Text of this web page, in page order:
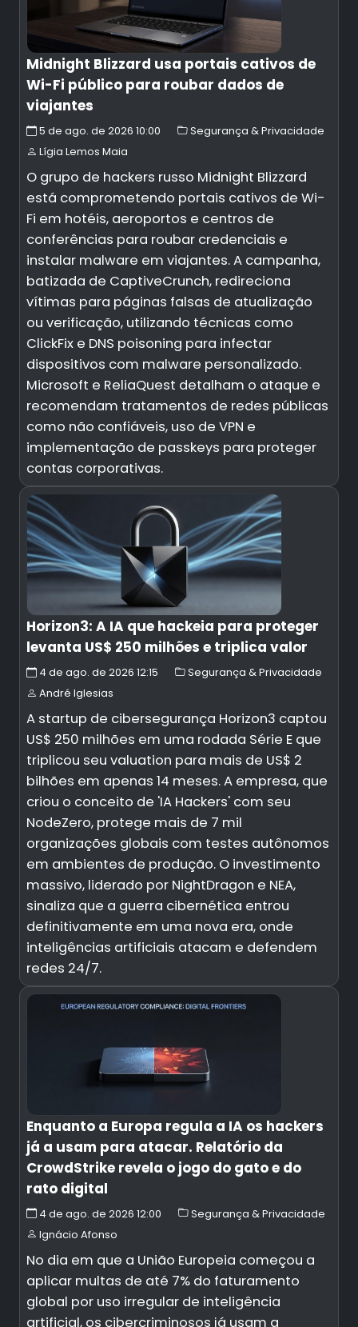
Midnight Blizzard usa portais cativos de
Wi-Fi público para roubar dados de
viajantes
5 de ago. de 2026 10:00
Segurança & Privacidade
Lígia Lemos Maia
O grupo de hackers russo Midnight Blizzard
está comprometendo portais cativos de Wi-
Fi em hotéis, aeroportos e centros de
conferências para roubar credenciais e
instalar malware em viajantes. A campanha,
batizada de CaptiveCrunch, redireciona
vítimas para páginas falsas de atualização
ou verificação, utilizando técnicas como
ClickFix e DNS poisoning para infectar
dispositivos com malware personalizado.
Microsoft e ReliaQuest detalham o ataque e
recomendam tratamentos de redes públicas
como não confiáveis, uso de VPN e
implementação de passkeys para proteger
contas corporativas.
Horizon3: A IA que hackeia para proteger
levanta US$ 250 milhões e triplica valor
4 de ago. de 2026 12:15
Segurança & Privacidade
André Iglesias
A startup de cibersegurança Horizon3 captou
US$ 250 milhões em uma rodada Série E que
triplicou seu valuation para mais de US$ 2
bilhões em apenas 14 meses. A empresa, que
criou o conceito de 'IA Hackers' com seu
NodeZero, protege mais de 7 mil
organizações globais com testes autônomos
em ambientes de produção. O investimento
massivo, liderado por NightDragon e NEA,
sinaliza que a guerra cibernética entrou
definitivamente em uma nova era, onde
inteligências artificiais atacam e defendem
redes 24/7.
Enquanto a Europa regula a IA os hackers
já a usam para atacar. Relatório da
CrowdStrike revela o jogo do gato e do
rato digital
4 de ago. de 2026 12:00
Segurança & Privacidade
Ignácio Afonso
No dia em que a União Europeia começou a
aplicar multas de até 7% do faturamento
global por uso irregular de inteligência
artificial, os cibercriminosos já usam a